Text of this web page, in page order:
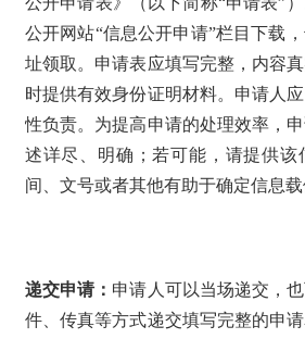
公开网站“信息公开申请”栏目下载
址领取。申请表应填写完整，内容
时提供有效身份证明材料。申请人
性负责。为提高申请的处理效率，
述详尽、明确；若可能，请提供该
间、文号或者其他有助于确定信息载
递交申请： 申请人可以当场递交，
件、传真等方式递交填写完整的申